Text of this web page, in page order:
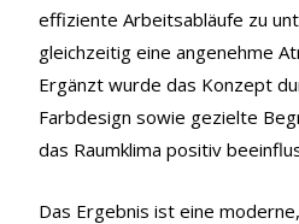
effiziente Arbeitsabläufe zu
gleichzeitig eine angenehme
Ergänzt wurde das Konzept
Farbdesign sowie gezielte
das Raumklima positiv
Das Ergebnis ist eine